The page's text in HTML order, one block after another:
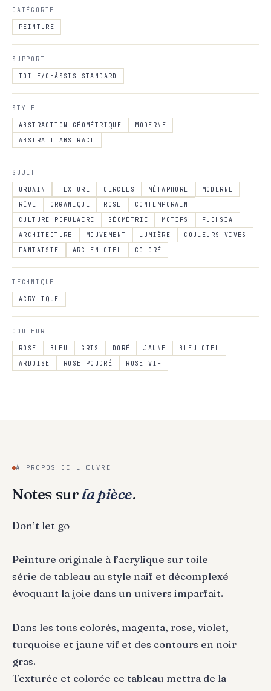
CATÉGORIE
PEINTURE
SUPPORT
TOILE/CHÂSSIS STANDARD
STYLE
ABSTRACTION GÉOMÉTRIQUE
MODERNE
ABSTRAIT ABSTRACT
SUJET
URBAIN TEXTURE CERCLES MÉTAPHORE
MODERNE
RÊVE
ORGANIQUE ROSE
CONTEMPORAIN
CULTURE POPULAIRE
GÉOMÉTRIE MOTIFS
FUCHSIA
ARCHITECTURE
MOUVEMENT LUMIÈRE
COULEURS VIVES
FANTAISIE
ARC-EN-CIEL COLORÉ
TECHNIQUE
ACRYLIQUE
COULEUR
ROSE BLEU GRIS DORÉ JAUNE
BLEU CIEL
ARDOISE
ROSE POUDRÉ ROSE VIF
À PROPOS DE L'ŒUVRE
Notes surla pièce.
Don’t let go
Peinture originale à l’acrylique sur toile
série de tableau au style naif et décomplexé
évoquant la joie dans un univers imparfait.
Dans les tons colorés, magenta, rose, violet,
turquoise et jaune vif et des contours en noir
gras.
Texturée et colorée ce tableau mettra de la